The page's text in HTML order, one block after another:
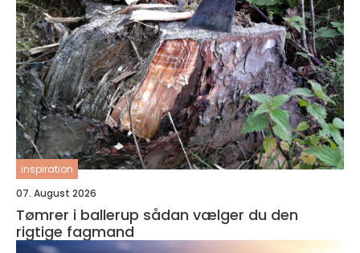
inspiration
07. August 2026
Tømrer i ballerup sådan vælger du den
rigtige fagmand